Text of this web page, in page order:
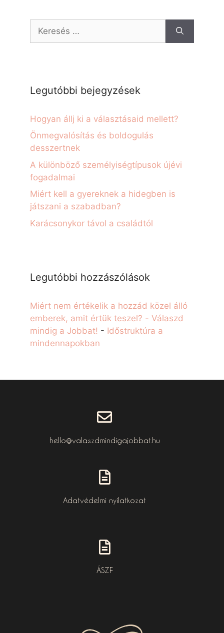
Legutóbbi bejegyzések
Hogyan állj ki a választásaid mellett?
Önmegvalósítás és boldogulás
desszertnek
A különböző személyiségtípusok újévi
fogadalmai
Miért kell a gyereknek a hidegben is
játszani a szabadban?
Karácsonykor távol a családtól
Legutóbbi hozzászólások
Miért nem értékelik a hozzád közel álló
emberek, amit értük teszel? - Válaszd
mindig a Jobbat! - Időstruktúra a
mindennapokban
hello@valaszdmindigajobbat.hu
Adatvédelmi nyilatkozat
ÁSZF